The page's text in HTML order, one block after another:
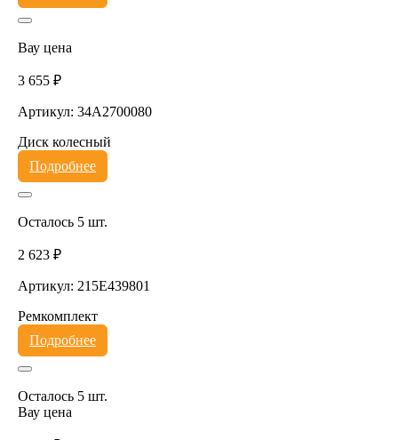
Вау цена
3 655 ₽
Артикул: 34A2700080
Диск колесный
Подробнее
Осталось 5 шт.
2 623 ₽
Артикул: 215E439801
Ремкомплект
Подробнее
Осталось 5 шт.
Вау цена